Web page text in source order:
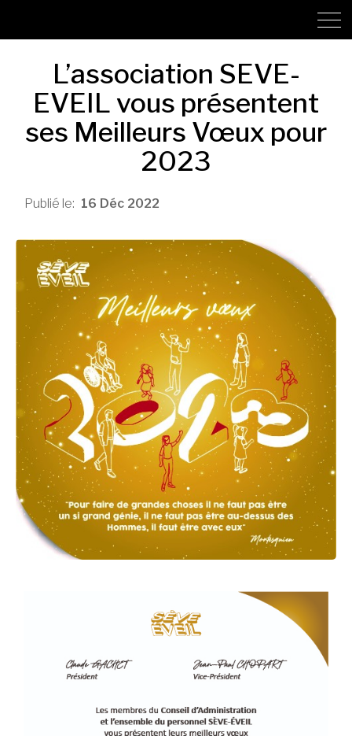
L’association SEVE-
EVEIL vous présentent
ses Meilleurs Vœux pour
2023
Déc
16 2022